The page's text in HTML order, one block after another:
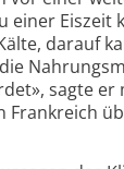
einer Eiszeit
darauf
sagte er
Frankreich